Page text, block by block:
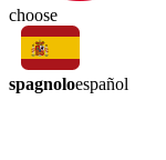
choose
spagnoloespañol